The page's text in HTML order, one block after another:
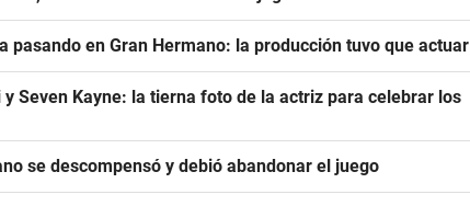
pasando en Gran Hermano: la producción tuvo que actuar
Seven Kayne: la tierna foto de la actriz para celebrar los
se descompensó y debió abandonar el juego